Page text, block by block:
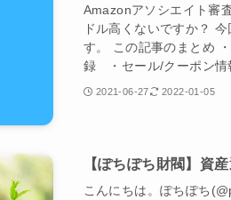
Amazonアソシエイト審
ドル高くないですか？
す。 この記事のまとめ
録 ・セール/クーポン情
2021-06-27 2022-01-05
【ぽちぽち財閥】資
こんにちは。ぽちぽち